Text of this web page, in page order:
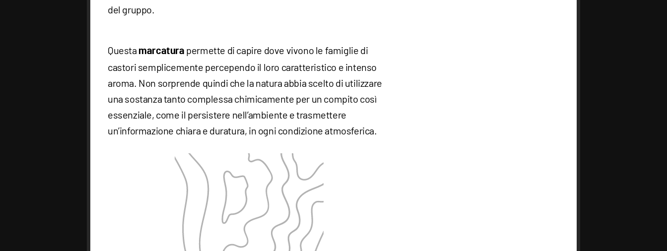
del gruppo.
Questa marcatura permette di capire dove vivono le famiglie di
castori semplicemente percependo il loro caratteristico e intenso
aroma. Non sorprende quindi che la natura abbia scelto di utilizzare
una sostanza tanto complessa chimicamente per un compito così
essenziale, come il persistere nell’ambiente e trasmettere
un’informazione chiara e duratura, in ogni condizione atmosferica.